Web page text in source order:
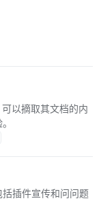
以摘取其文档的内
插件宣传和问问题